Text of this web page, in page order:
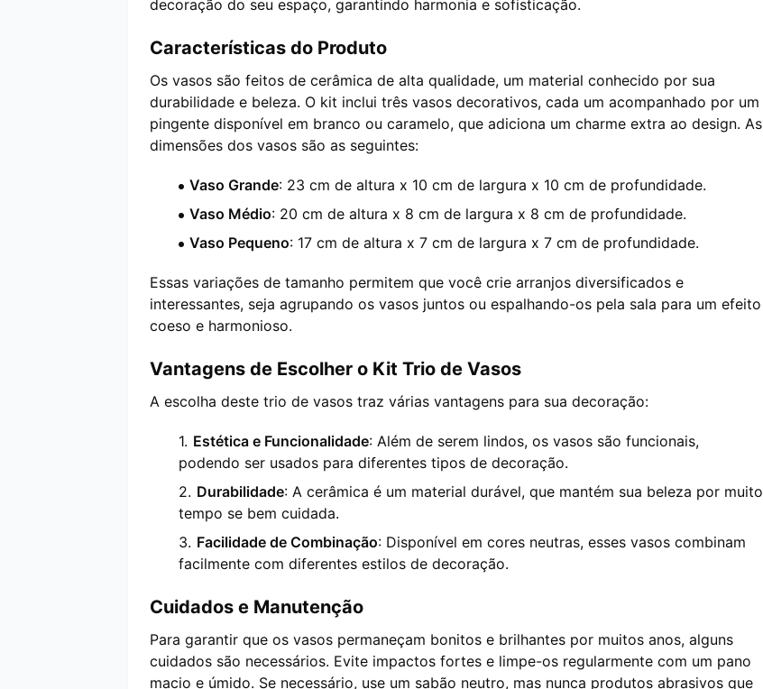
decoração do seu espaço, garantindo harmonia e sofisticação.
Características do Produto
Os vasos são feitos de cerâmica de alta qualidade, um material conhecido por sua
durabilidade e beleza. O kit inclui três vasos decorativos, cada um acompanhado por um
pingente disponível em branco ou caramelo, que adiciona um charme extra ao design. As
dimensões dos vasos são as seguintes:
Vaso Grande: 23 cm de altura x 10 cm de largura x 10 cm de profundidade.
Vaso Médio: 20 cm de altura x 8 cm de largura x 8 cm de profundidade.
Vaso Pequeno: 17 cm de altura x 7 cm de largura x 7 cm de profundidade.
Essas variações de tamanho permitem que você crie arranjos diversificados e
interessantes, seja agrupando os vasos juntos ou espalhando-os pela sala para um efeito
coeso e harmonioso.
Vantagens de Escolher o Kit Trio de Vasos
A escolha deste trio de vasos traz várias vantagens para sua decoração:
Estética e Funcionalidade: Além de serem lindos, os vasos são funcionais,
podendo ser usados para diferentes tipos de decoração.
Durabilidade: A cerâmica é um material durável, que mantém sua beleza por muito
tempo se bem cuidada.
Facilidade de Combinação: Disponível em cores neutras, esses vasos combinam
facilmente com diferentes estilos de decoração.
Cuidados e Manutenção
Para garantir que os vasos permaneçam bonitos e brilhantes por muitos anos, alguns
cuidados são necessários. Evite impactos fortes e limpe-os regularmente com um pano
macio e úmido. Se necessário, use um sabão neutro, mas nunca produtos abrasivos que